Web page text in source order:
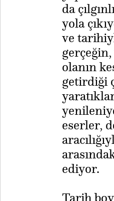
da
yola
ve
olanın
getirdiği
eserler,
ediyor.